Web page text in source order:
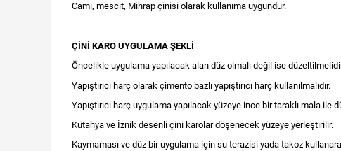
Cami, mescit, Mihrap çinisi olarak kullanıma uygundur.
ÇİNİ KARO UYGULAMA ŞEKLİ
Öncelikle uygulama yapılacak alan düz olmalı değil ise
Yapıştırıcı harç olarak çimento bazlı yapıştırıcı harç kullanılmalıdır.
Yapıştırıcı harç uygulama yapılacak yüzeye ince bir taraklı mala ile
Kütahya ve İznik desenli çini karolar döşenecek yüzeye yerleştirilir.
Kaymaması ve düz bir uygulama için su terazisi yada takoz